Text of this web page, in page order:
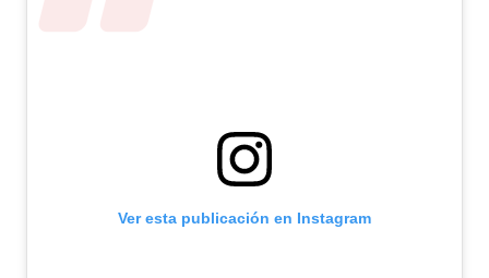
Ver esta publicación en Instagram